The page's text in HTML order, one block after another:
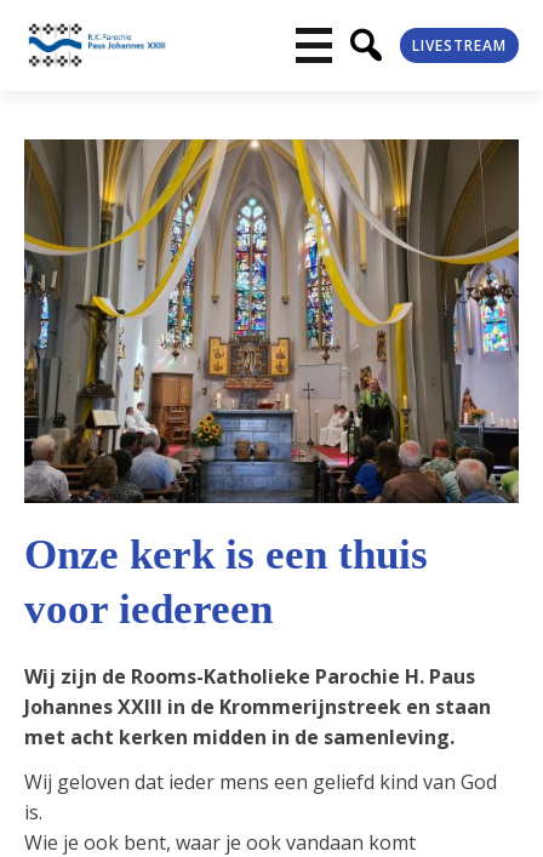
LIVESTREAM
Onze kerk is een thuis
voor iedereen
Wij zijn de Rooms-Katholieke Parochie H. Paus
Johannes XXIII in de Krommerijnstreek en staan
met acht kerken midden in de samenleving.
Wij geloven dat ieder mens een geliefd kind van God
is.
Wie je ook bent, waar je ook vandaan komt